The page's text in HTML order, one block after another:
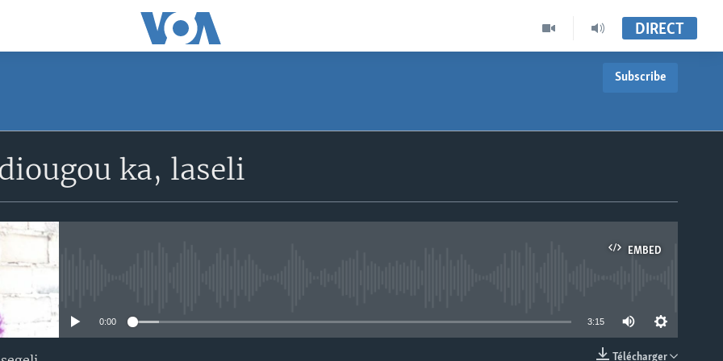
DIRECT
Subscribe
S'abonner
ka, laseli
EMBED
0:00 3:15
Télécharger